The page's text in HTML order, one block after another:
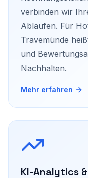
verbinden wir
Abläufen. Für
Travemünde
und
Nachhalten.
Mehr erfahren
KI-Analytics